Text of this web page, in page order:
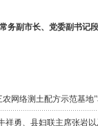
务副市长、党委副书记段